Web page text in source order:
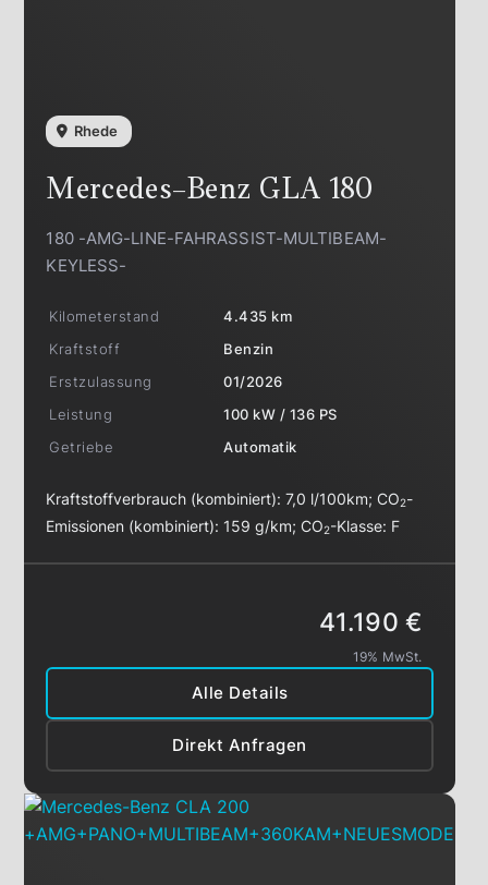
Rhede
Mercedes-Benz GLA 180
180 -AMG-LINE-FAHRASSIST-MULTIBEAM-
KEYLESS-
Kilometerstand
4.435 km
Kraftstoff
Benzin
Erstzulassung
01/2026
Leistung
100 kW / 136 PS
Getriebe
Automatik
Kraftstoffverbrauch (kombiniert):7,0 l/100km;CO2-
Emissionen (kombiniert): 159 g/km;CO2-Klasse: F
Alle Details
Direkt Anfragen
41.190 €
19% MwSt.